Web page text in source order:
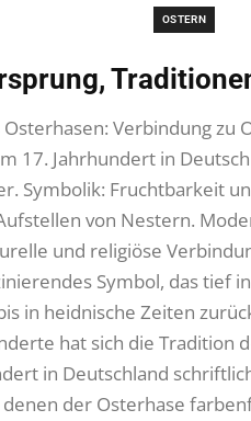
OSTERN
Osterhasen: Verbindung
17. Jahrhundert in
Symbolik: Fruchtbarkeit
von Nestern.
und religiöse
Symbol, das tief
in heidnische Zeiten
hat sich die Tradition
in Deutschland
der Osterhase